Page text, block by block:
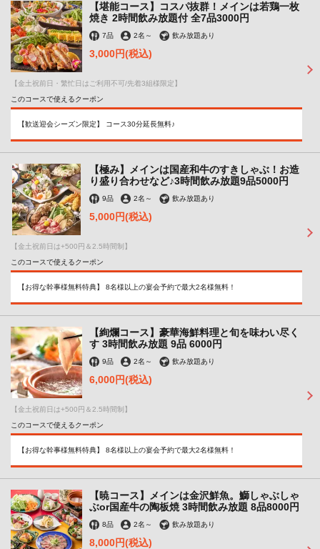
【堪能コース】コスパ抜群！メインは若鶏一枚
焼き 2時間飲み放題付 全7品3000円
7品 2名 ～ 飲み放題あり
3,000円(税込)
【金土祝前日・繁忙日はご利用不可/先着3組様限定】
このコースで使えるクーポン
【歓送迎会シーズン限定】 コース30分延長無料♪
【極み】メインは国産和牛のすきしゃぶ！お造
り盛り合わせなど♪3時間飲み放題9品5000円
9品 2名 ～ 飲み放題あり
5,000円(税込)
【金土祝前日は+500円＆2.5時間制】
このコースで使えるクーポン
【お得な幹事様無料特典】 8名様以上の宴会予約で最大2名様無料！
【絢爛コース】豪華海鮮料理と旬を味わい尽く
す 3時間飲み放題 9品 6000円
9品 2名 ～ 飲み放題あり
6,000円(税込)
【金土祝前日は+500円＆2.5時間制】
このコースで使えるクーポン
【お得な幹事様無料特典】 8名様以上の宴会予約で最大2名様無料！
【暁コース】メインは金沢鮮魚。鰤しゃぶしゃ
ぶor国産牛の陶板焼 3時間飲み放題 8品8000円
8品 2名 ～ 飲み放題あり
8,000円(税込)
この店舗情報をシェアする
コース | 完全個室完備 四季彩－SHIKISAI－金沢駅前店
石川県金沢市堀川町新町２-５３ セントラルアークビル1～2F
https://shikisai-kanazawaekimaeten.owst.jp/courses
お店情報をコピー